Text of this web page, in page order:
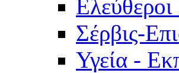
Σέρβις-
Υγεία -